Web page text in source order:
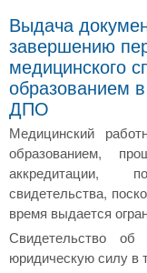
Выдача
завершению
медицинского
образованием
ДПО
Медицинский
образованием,
аккредитации,
свидетельства,
время выдается
Свидетельство об
юридическую силу в